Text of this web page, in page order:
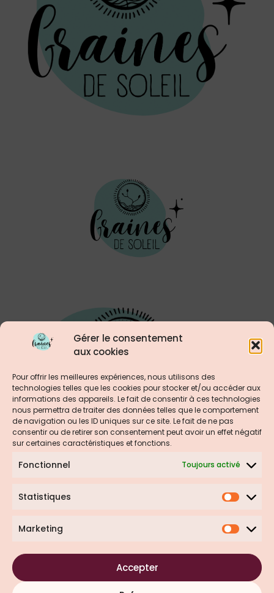
Gérer le consentement
aux cookies
Pour offrir les meilleures expériences, nous utilisons des
technologies telles que les cookies pour stocker et/ou accéder aux
informations des appareils. Le fait de consentir à ces technologies
nous permettra de traiter des données telles que le comportement
de navigation ou les ID uniques sur ce site. Le fait de ne pas
consentir ou de retirer son consentement peut avoir un effet négatif
sur certaines caractéristiques et fonctions.
Fonctionnel Toujours activé
Statistiques
Marketing
Accepter